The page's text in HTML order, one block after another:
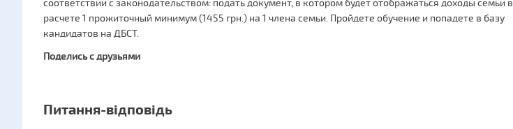
соответствии с законодательством: подать документ, в котором будет отображаться доходы семьи в
расчете 1 прожиточный минимум (1455 грн.) на 1 члена семьи. Пройдете обучение и попадете в базу
кандидатов на ДБСТ.
Поделись с друзьями
Питання-відповідь